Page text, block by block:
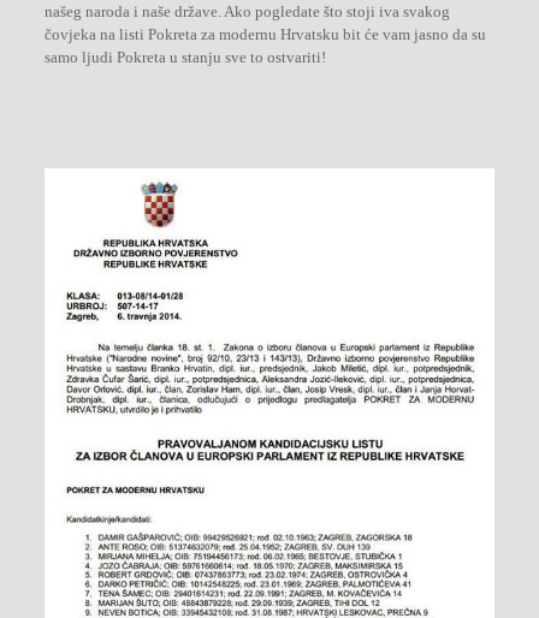
našeg naroda i naše države. Ako pogledate što stoji iva svakog
čovjeka na listi Pokreta za modernu Hrvatsku bit će vam jasno da su
samo ljudi Pokreta u stanju sve to ostvariti!